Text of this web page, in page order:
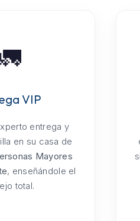
VIP
entrega y
en su casa de
Mayores
, enseñándole el
total.